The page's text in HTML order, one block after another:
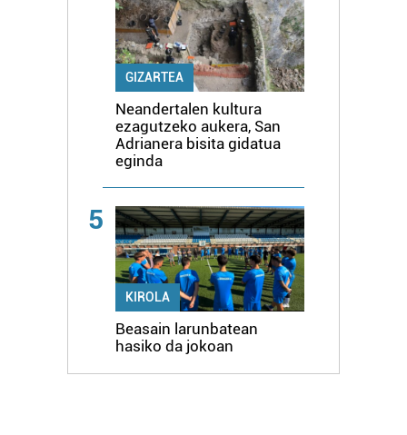
GIZARTEA
Neandertalen kultura
ezagutzeko aukera, San
Adrianera bisita gidatua
eginda
5
KIROLA
Beasain larunbatean
hasiko da jokoan